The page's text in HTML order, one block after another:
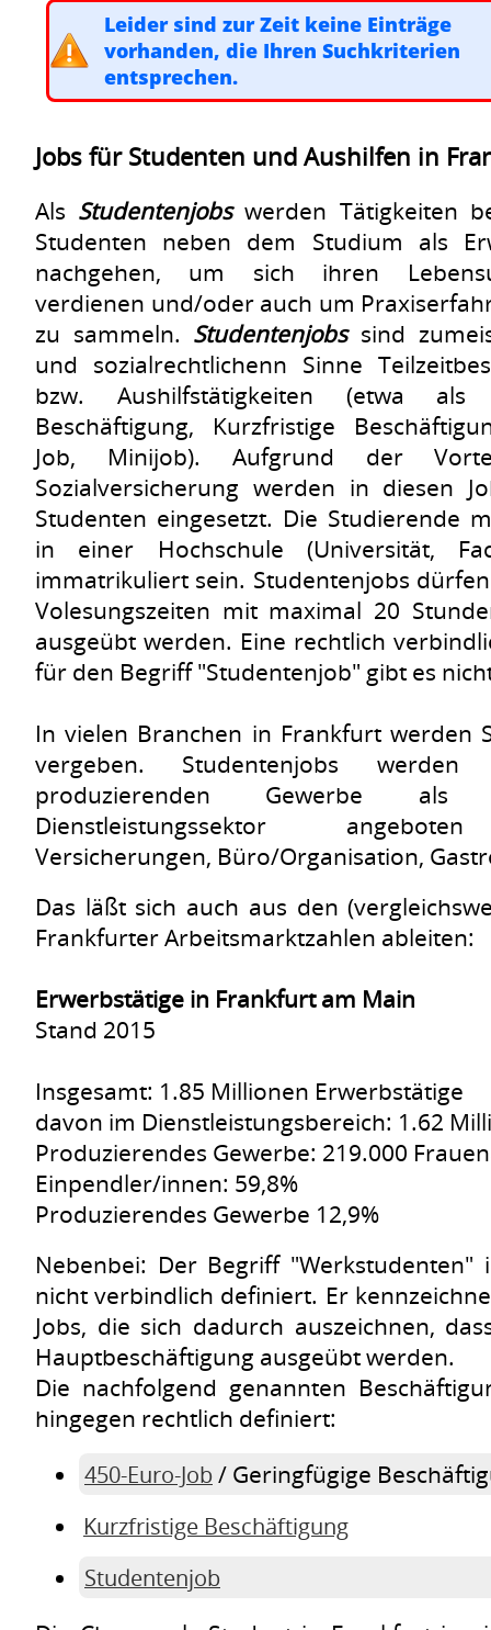
Leider sind zur Zeit keine Einträge
vorhanden, die Ihren Suchkriterien
entsprechen.
Jobs für Studenten und Aushilfen in
Als Studentenjobswerden Tätigkeiten
Studenten neben dem Studium als
nachgehen, um sich ihren
verdienen und/oder auch um
zu sammeln. Studentenjobssind
und sozialrechtlichenn Sinne
bzw. Aushilfstätigkeiten (etwa als
Beschäftigung, Kurzfristige
Job, Minijob). Aufgrund der
Sozialversicherung werden in diesen
Studenten eingesetzt. Die Studierende
in einer Hochschule (Universität,
immatrikuliert sein. Studentenjobs
Volesungszeiten mit maximal 20
ausgeübt werden. Eine rechtlich
für den Begriff "Studentenjob" gibt es
In vielen Branchen in Frankfurt werden
vergeben. Studentenjobs
produzierenden Gewerbe
Dienstleistungssektor
Versicherungen, Büro/Organisation,
Das läßt sich auch aus den
Frankfurter Arbeitsmarktzahlen ableiten:
Erwerbstätige in Frankfurt am Main
Stand 2015
Insgesamt: 1.85 Millionen Erwerbstätige
davon im Dienstleistungsbereich: 1.62
Produzierendes Gewerbe: 219.000
Einpendler/innen: 59,8%
Produzierendes Gewerbe 12,9%
Nebenbei: Der Begriff "Werkstudenten"
nicht verbindlich definiert. Er
Jobs, die sich dadurch auszeichnen,
Hauptbeschäftigung ausgeübt werden.
Die nachfolgend genannten
hingegen rechtlich definiert:
450-Euro-Job/ Geringfügige
Kurzfristige Beschäftigung
Studentenjob